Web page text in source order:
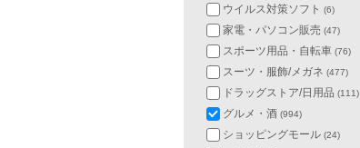
ウイルス対策ソフト (6)
家電・パソコン販売 (47)
スポーツ用品・自転車 (76)
スーツ・服飾/メガネ (477)
ドラッグストア/日用品 (111)
グルメ・酒 (994)
ショッピングモール (24)